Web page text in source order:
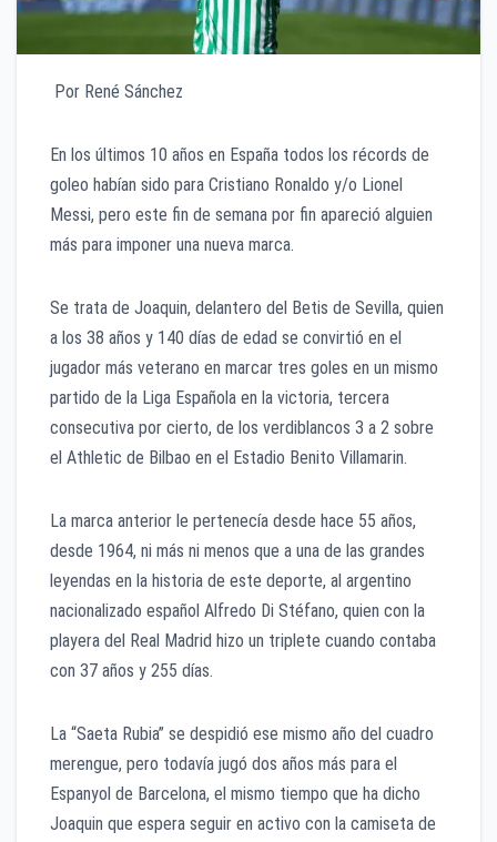
Por René Sánchez
En los últimos 10 años en España todos los récords de
goleo habían sido para Cristiano Ronaldo y/o Lionel
Messi, pero este fin de semana por fin apareció alguien
más para imponer una nueva marca.
Se trata de Joaquin, delantero del Betis de Sevilla, quien
a los 38 años y 140 días de edad se convirtió en el
jugador más veterano en marcar tres goles en un mismo
partido de la Liga Española en la victoria, tercera
consecutiva por cierto, de los verdiblancos 3 a 2 sobre
el Athletic de Bilbao en el Estadio Benito Villamarin.
La marca anterior le pertenecía desde hace 55 años,
desde 1964, ni más ni menos que a una de las grandes
leyendas en la historia de este deporte, al argentino
nacionalizado español Alfredo Di Stéfano, quien con la
playera del Real Madrid hizo un triplete cuando contaba
con 37 años y 255 días.
La “Saeta Rubia” se despidió ese mismo año del cuadro
merengue, pero todavía jugó dos años más para el
Espanyol de Barcelona, el mismo tiempo que ha dicho
Joaquin que espera seguir en activo con la camiseta de